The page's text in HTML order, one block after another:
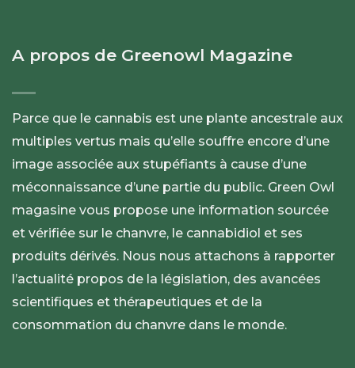
A propos de Greenowl Magazine
Parce que le cannabis est une plante ancestrale aux
multiples vertus mais qu’elle souffre encore d’une
image associée aux stupéfiants à cause d’une
méconnaissance d’une partie du public. Green Owl
magasine vous propose une information sourcée
et vérifiée sur le chanvre, le cannabidiol et ses
produits dérivés. Nous nous attachons à rapporter
l’actualité propos de la législation, des avancées
scientifiques et thérapeutiques et de la
consommation du chanvre dans le monde.